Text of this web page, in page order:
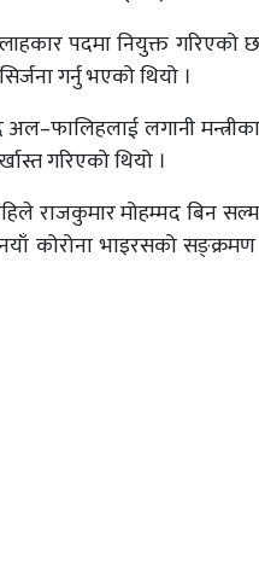
पदमा नियुक्त
गर्नु भएको थियो ।
अल–फालिहलाई लगानी
गरिएको थियो ।
राजकुमार मोहम्मद बिन
कोरोना भाइरसको सङ्क्रमण